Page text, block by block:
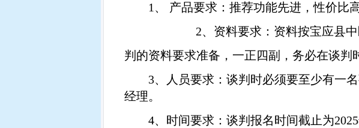
1 、 产品要求：推荐功能先进，性价比
2、资料要求：资料按宝应县
判的资料要求准备，一正四副，务必在谈判
3、人员要求：谈判时必须要至少有一
经理。
4、时间要求：谈判报名时间截止为2025